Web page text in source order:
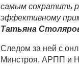
самым сократить
эффективному
Татьяна
Следом за ней с
Минстроя, АРПП и